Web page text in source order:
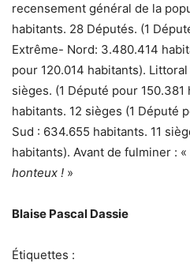
recensement général de la
habitants. 28 Députés. (1
Extrême- Nord: 3.480.414
pour 120.014 habitants).
sièges. (1 Député pour
habitants. 12 sièges (1 Député
Sud : 634.655 habitants. 11
habitants). Avant de fulminer : «
honteux ! »
Blaise Pascal Dassie
Étiquettes :